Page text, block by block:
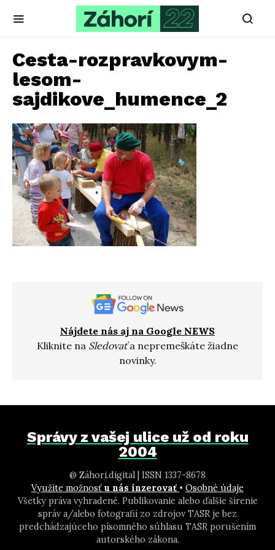
Cesta-rozpravkovym-
lesom-
sajdikove_humence_2
Nájdete nás aj na Google NEWS
Kliknite na Sledovaťa nepremeškáte žiadne
novinky.
Správy z vašej ulice už od roku
2004
@ Záhori.digital | ISSN 1337-8678
Využite možnosť u nás inzerovať • Osobné údaje
Všetky práva vyhradené. Publikovanie alebo ďalšie šírenie
správ a/alebo fotografií zo zdrojov TASR je bez
predchádzajúceho písomného súhlasu TASR porušením
autorského zákona.